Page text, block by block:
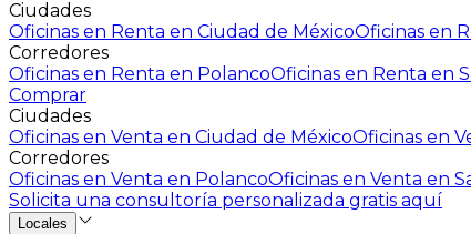
Ciudades
Oficinas en Renta en Ciudad de MéxicoOficinas en
Corredores
Oficinas en Renta en PolancoOficinas en Renta en
Comprar
Ciudades
Oficinas en Venta en Ciudad de MéxicoOficinas en
Corredores
Oficinas en Venta en PolancoOficinas en Venta en
Solicita una consultoría personalizada gratis aquí
Locales